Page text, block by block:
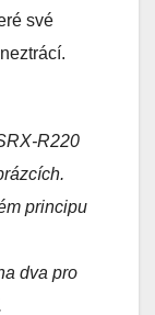
své
R220
principu
dva pro